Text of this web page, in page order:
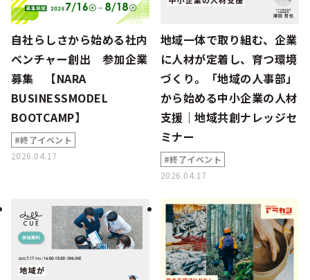
自社らしさから始める社内
ベンチャー創出 参加企業
募集 【NARA
BUSINESSMODEL
BOOTCAMP】
#終了イベント
2026.04.17
地域一体で取り組む、企業
に人材が定着し、育つ環境
づくり。「地域の人事部」
から始める中小企業の人材
支援｜地域共創ナレッジセ
ミナー
#終了イベント
2026.04.17